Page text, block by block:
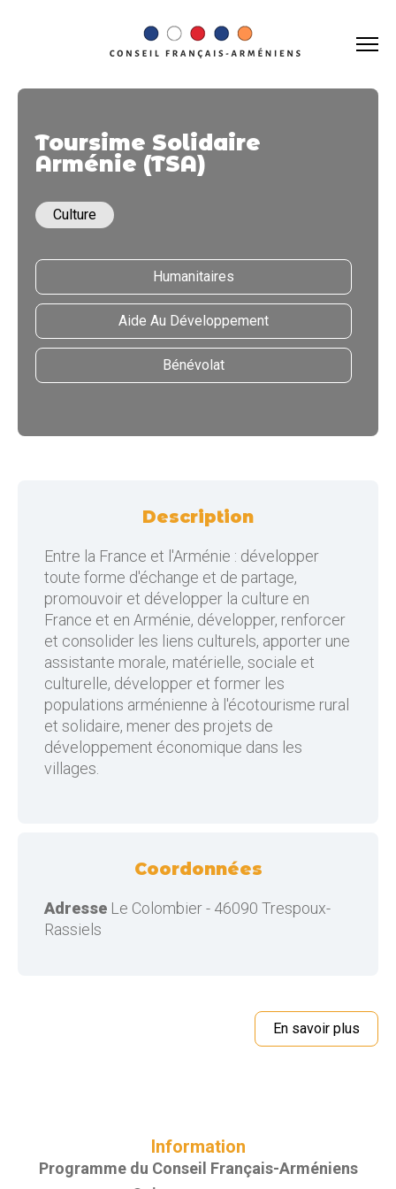
Toursime Solidaire
Arménie (TSA)
Culture
Humanitaires
Aide Au Développement
Bénévolat
Description
Entre la France et l'Arménie : développer
toute forme d'échange et de partage,
promouvoir et développer la culture en
France et en Arménie, développer, renforcer
et consolider les liens culturels, apporter une
assistante morale, matérielle, sociale et
culturelle, développer et former les
populations arménienne à l'écotourisme rural
et solidaire, mener des projets de
développement économique dans les
villages.
Coordonnées
Adresse Le Colombier - 46090 Trespoux-
Rassiels
En savoir plus
Information
Programme du Conseil Français-Arméniens